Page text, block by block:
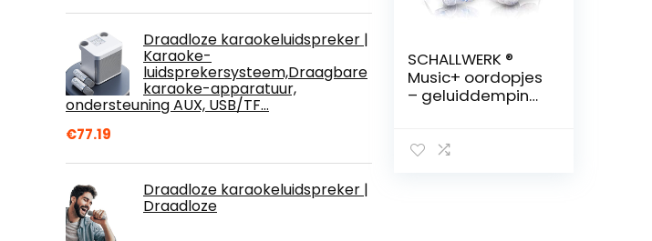
Draadloze karaokeluidspreker |
Karaoke-
luidsprekersysteem,Draagbare
karaoke-apparatuur,
ondersteuning AUX, USB/TF…
€77.19
Draadloze karaokeluidspreker |
Draadloze
SCHALLWERK ®
Music+ oordopjes
– geluiddemping
ideaal voor